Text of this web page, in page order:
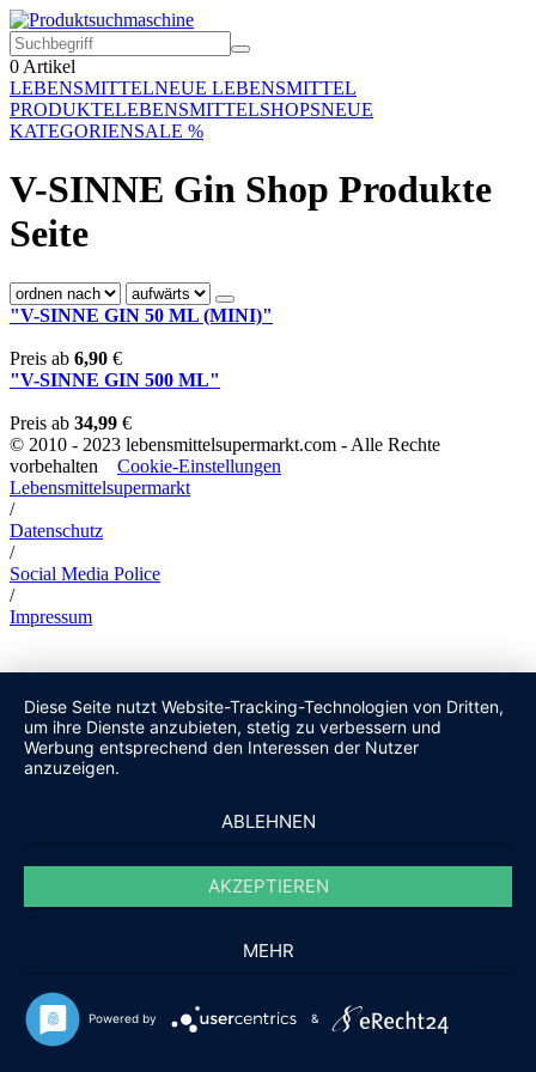
0 Artikel
LEBENSMITTELNEUE LEBENSMITTEL
PRODUKTELEBENSMITTELSHOPSNEUE
KATEGORIENSALE %
V-SINNE Gin Shop Produkte
Seite
"V-SINNE GIN 50 ML (MINI)"
Preis ab 6,90 €
"V-SINNE GIN 500 ML"
Preis ab 34,99 €
© 2010 - 2023 lebensmittelsupermarkt.com - Alle Rechte
vorbehalten Cookie-Einstellungen
Lebensmittelsupermarkt
/
Datenschutz
/
Social Media Police
/
Impressum
Diese Seite nutzt Website-Tracking-Technologien von Dritten,
um ihre Dienste anzubieten, stetig zu verbessern und
Werbung entsprechend den Interessen der Nutzer
anzuzeigen.
ABLEHNEN
AKZEPTIEREN
MEHR
Powered by &